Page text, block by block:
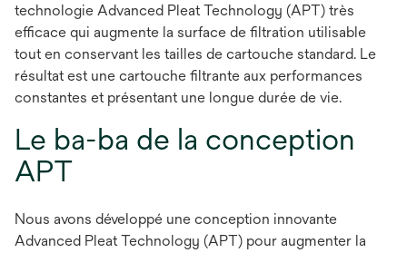
technologie Advanced Pleat Technology (APT) très
efficace qui augmente la surface de filtration utilisable
tout en conservant les tailles de cartouche standard. Le
résultat est une cartouche filtrante aux performances
constantes et présentant une longue durée de vie.
Le ba-ba de la conception
APT
Nous avons développé une conception innovante
Advanced Pleat Technology (APT) pour augmenter la